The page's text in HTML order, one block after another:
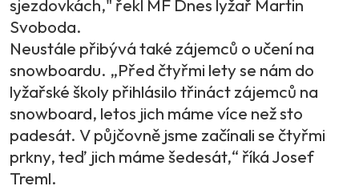
sjezdovkách," řekl MF Dnes lyžař Martin
Svoboda.
Neustále přibývá také zájemců o učení na
snowboardu. „Před čtyřmi lety se nám do
lyžařské školy přihlásilo třináct zájemců na
snowboard, letos jich máme více než sto
padesát. V půjčovně jsme začínali se čtyřmi
prkny, teď jich máme šedesát,“ říká Josef
Treml.